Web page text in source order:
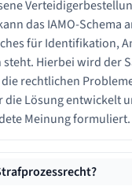
das IAMO-Schema
für Identifikation,
Hierbei wird der
rechtlichen
die Lösung entwickelt
Meinung formuliert.